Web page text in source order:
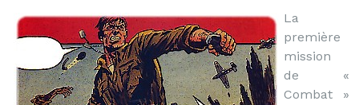
La
première
mission
de «
Combat »